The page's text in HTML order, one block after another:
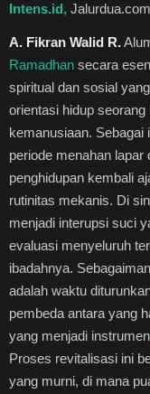
Healthstyle
Essai
Kuliner
Cerpen
Kolom
Puisi
Religi
Travel
Environmental
Intens.id, Jalurdua.com
A. Fikran Walid R.
Ramadhan secara
spiritual dan sosial
orientasi hidup
kemanusiaan. Sebagai
periode menahan
penghidupan kembali
rutinitas mekanis. Di
menjadi interupsi suci
evaluasi menyeluruh
ibadahnya.
adalah waktu
pembeda antara yang
yang menjadi instrumen
Proses revitalisasi ini
yang murni, di mana